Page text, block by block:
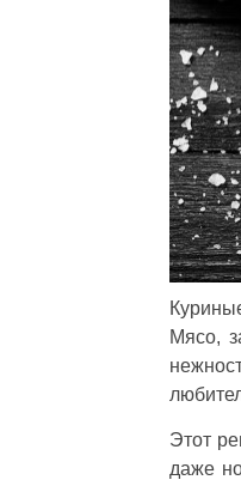
Мясо,
Этот
даже